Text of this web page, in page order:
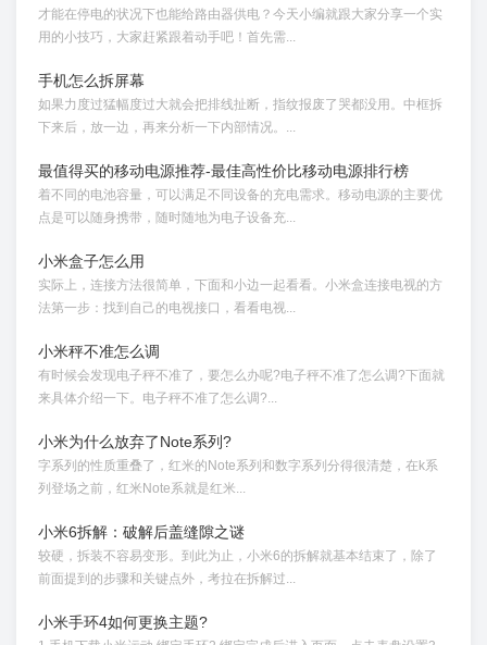
才能在停电的状况下也能给路由器供电？今天小编就跟大家分享一个实
用的小技巧，大家赶紧跟着动手吧！首先需...
手机怎么拆屏幕
如果力度过猛幅度过大就会把排线扯断，指纹报废了哭都没用。中框拆
下来后，放一边，再来分析一下内部情况。...
最值得买的移动电源推荐-最佳高性价比移动电源排行榜
着不同的电池容量，可以满足不同设备的充电需求。移动电源的主要优
点是可以随身携带，随时随地为电子设备充...
小米盒子怎么用
实际上，连接方法很简单，下面和小边一起看看。小米盒连接电视的方
法第一步：找到自己的电视接口，看看电视...
小米秤不准怎么调
有时候会发现电子秤不准了，要怎么办呢?电子秤不准了怎么调?下面就
来具体介绍一下。电子秤不准了怎么调?...
小米为什么放弃了Note系列?
字系列的性质重叠了，红米的Note系列和数字系列分得很清楚，在k系
列登场之前，红米Note系就是红米...
小米6拆解：破解后盖缝隙之谜
较硬，拆装不容易变形。到此为止，小米6的拆解就基本结束了，除了
前面提到的步骤和关键点外，考拉在拆解过...
小米手环4如何更换主题?